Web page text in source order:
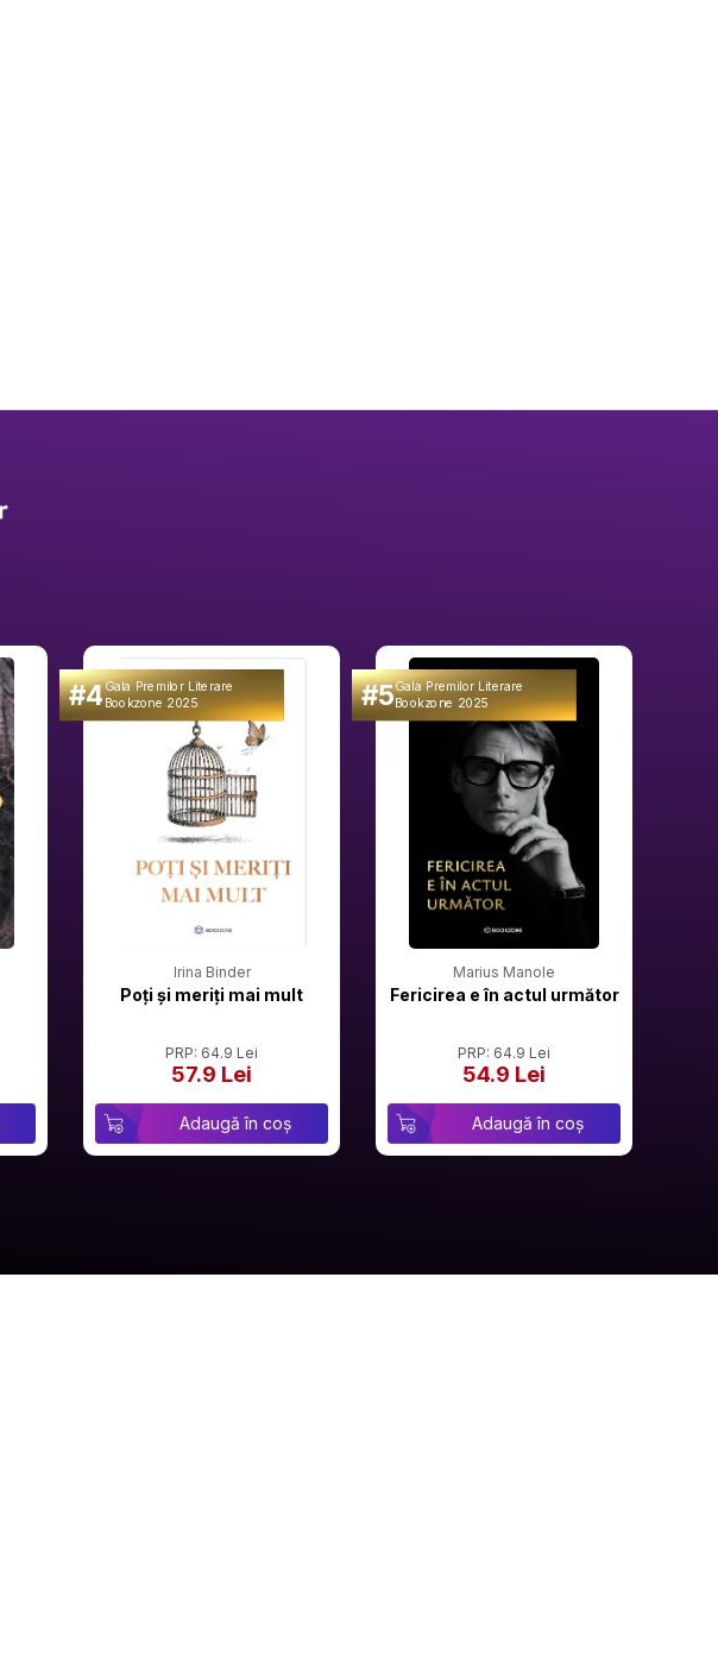
#4Gala Premilor Literare
Bookzone 2025
Irina Binder
Poți și meriți mai mult
PRP: 64.9 Lei
57.9 Lei
Adaugă în coș
#5Gala Premilor Literare
Bookzone 2025
Marius Manole
Fericirea e în actul următor
PRP: 64.9 Lei
54.9 Lei
Adaugă în coș